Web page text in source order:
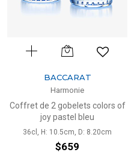
BACCARAT
Harmonie
Coffret de 2 gobelets colors of
joy pastel bleu
36cl, H: 10.5cm, D: 8.20cm
$659